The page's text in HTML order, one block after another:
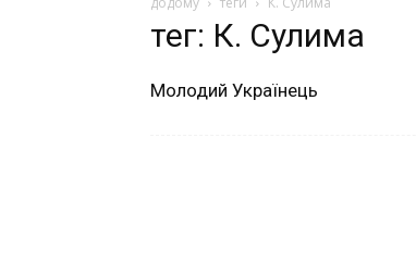
тег: К. Сулима
Молодий Українець